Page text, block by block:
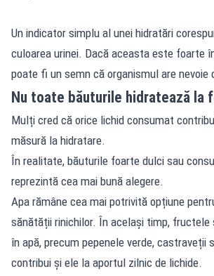
Un indicator simplu al unei hidratări
culoarea urinei. Dacă aceasta este foarte
poate fi un semn că organismul are nevoie
Nu toate băuturile hidratează la
Mulți cred că orice lichid consumat
măsură la hidratare.
În realitate, băuturile foarte dulci sau
reprezintă cea mai bună alegere.
Apa rămâne cea mai potrivită opțiune
sănătății rinichilor. În același timp, fructele
în apă, precum pepenele verde, castraveții
contribui și ele la aportul zilnic de lichide.